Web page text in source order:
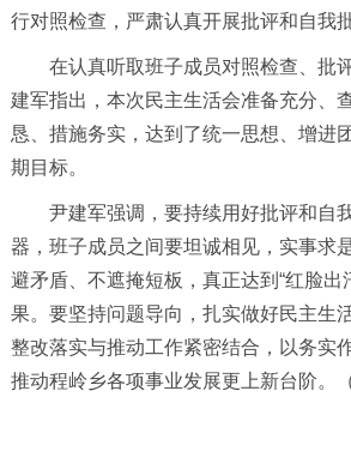
行对照检查，严肃认真开展批评和自我批
在认真听取班子成员对照检查、批
建军指出，本次民主生活会准备充分、
恳、措施务实，达到了统一思想、增进
期目标。
尹建军强调，要持续用好批评和自
器，班子成员之间要坦诚相见，实事求
避矛盾、不遮掩短板，真正达到“红脸出
果。要坚持问题导向，扎实做好民主生
整改落实与推动工作紧密结合，以务实
推动程岭乡各项事业发展更上新台阶。